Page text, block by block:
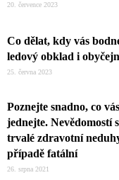
20. července 2023
Co dělat, kdy vás
ledový obklad i
25. června 2023
Poznejte snadno, co
jednejte. Nevědomostí
trvalé zdravotní
případě fatální
26. srpna 2021